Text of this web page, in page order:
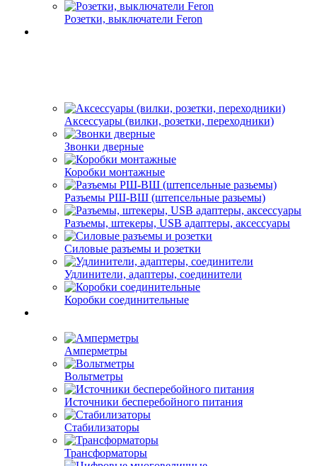
Розетки, выключатели Feron
Аксессуары (вилки, розетки, переходники)
Звонки дверные
Коробки монтажные
Разъемы РШ-ВШ (штепсельные разьемы)
Разъемы, штекеры, USB адаптеры, аксессуары
Силовые разъемы и розетки
Удлинители, адаптеры, соединители
Коробки соединительные
Амперметры
Вольтметры
Источники бесперебойного питания
Стабилизаторы
Трансформаторы